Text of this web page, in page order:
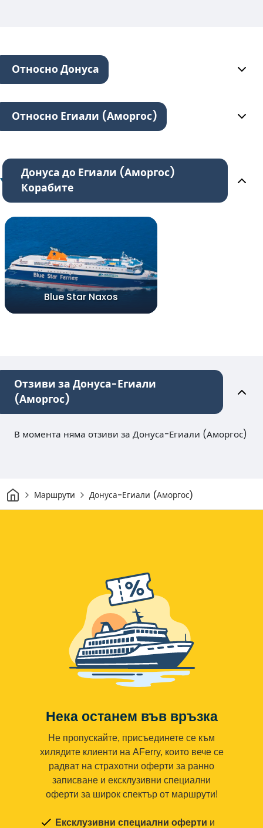
Относно Донуса
Относно Егиали (Аморгос)
Донуса до Егиали (Аморгос)
Корабите
Blue Star Naxos
Отзиви за Донуса-Егиали
(Аморгос)
В момента няма отзиви за Донуса-Егиали (Аморгос)
Начало
Маршрути Донуса-Егиали (Аморгос)
Нека останем във връзка
Не пропускайте, присъединете се към
хилядите клиенти на AFerry, които вече се
радват на страхотни оферти за ранно
записване и ексклузивни специални
оферти за широк спектър от маршрути!
Ексклузивни специални оферти и